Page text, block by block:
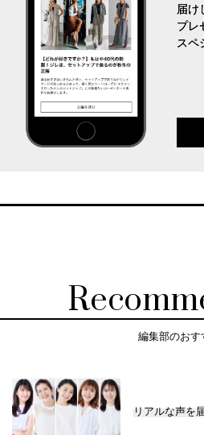
届け
プレ
スペ
編集部のおす
リアルな声を